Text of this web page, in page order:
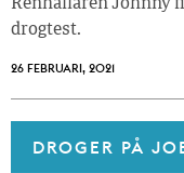
Renhållaren Johnny
drogtest.
26 FEBRUARI, 2021
DROGER PÅ